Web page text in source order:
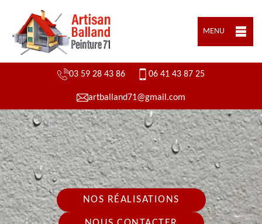
MENU
03 59 28 43 86 06 41 43 87 25
artballand71@gmail.com
NOS RÉALISATIONS